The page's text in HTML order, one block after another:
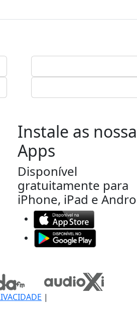
Instale as
Apps
Disponível
gratuitamente para
iPhone, iPad e
|